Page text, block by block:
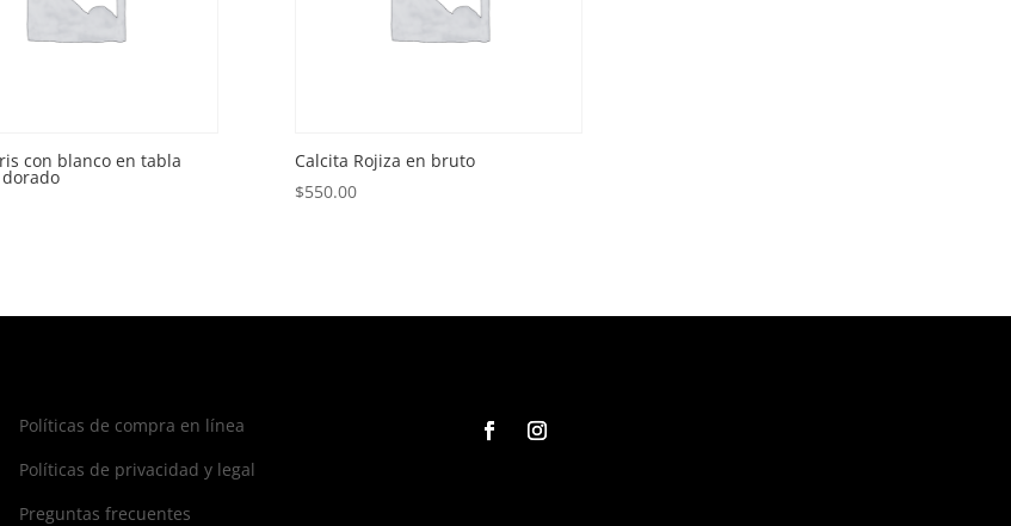
con blanco en tabla
Calcita Rojiza en bruto
$550.00
Políticas de compra en línea
Políticas de privacidad y legal
Preguntas frecuentes